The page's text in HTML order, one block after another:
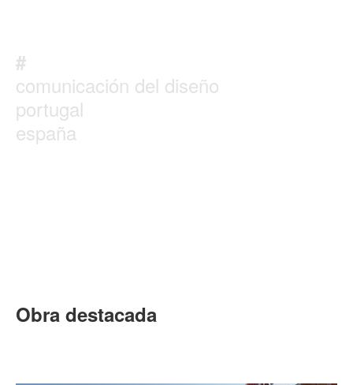
#
comunicación del diseño
portugal
españa
Obra destacada